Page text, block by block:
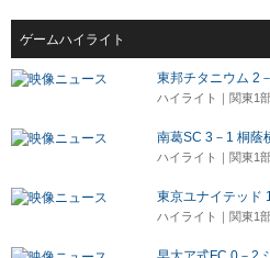
ゲームハイライト
東邦チタニウム 2
ハイライト｜関東1
南葛SC 3－1 桐蔭
ハイライト｜関東1
東京ユナイテッド
ハイライト｜関東1